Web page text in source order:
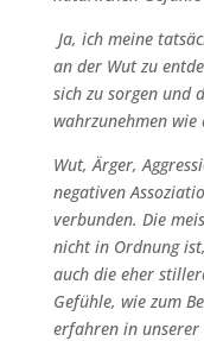
Ja, ich meine
an der Wut zu
sich zu sorgen und
wahrzunehmen wie
Wut, Ärger,
negativen
verbunden. Die
nicht in Ordnung
auch die eher
Gefühle, wie zum
erfahren in unserer